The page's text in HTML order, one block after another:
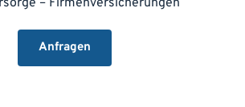
– Firmenversicherungen
Anfragen